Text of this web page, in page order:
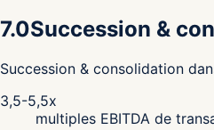
7.0Succession &
Succession & consolidation
3,5-5,5x
multiples EBITDA de